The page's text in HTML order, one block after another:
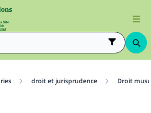
droit et jurisprudence Droit